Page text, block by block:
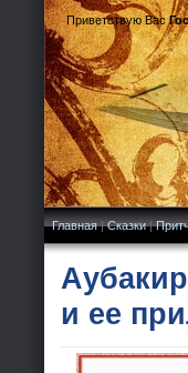
Приветствую Вас
Главная|Сказки|
и ее